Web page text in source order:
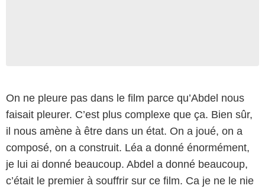
On ne pleure pas dans le film parce qu’Abdel nous
faisait pleurer. C’est plus complexe que ça. Bien sûr,
il nous amène à être dans un état. On a joué, on a
composé, on a construit. Léa a donné énormément,
je lui ai donné beaucoup. Abdel a donné beaucoup,
c’était le premier à souffrir sur ce film. Ca je ne le nie